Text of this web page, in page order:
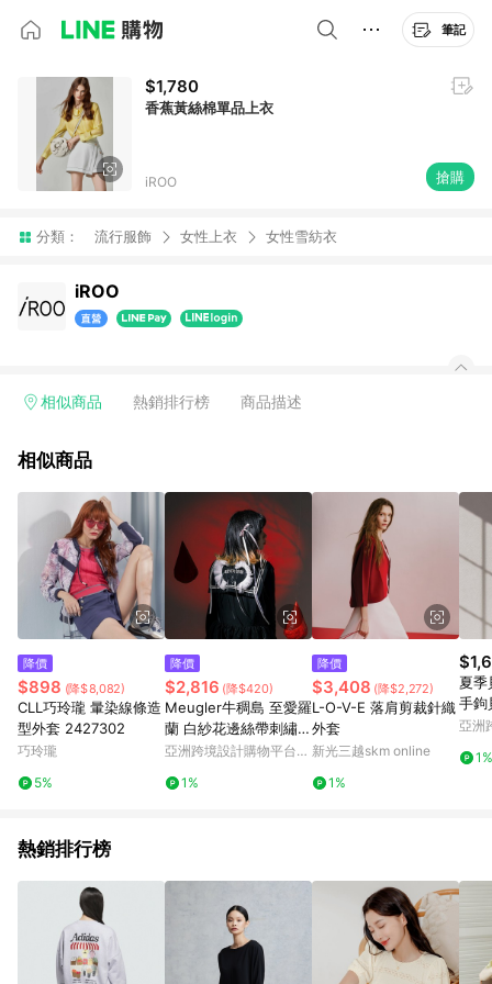
筆記
$1,780
香蕉黃絲棉單品上衣
iROO 搶購
分類： 流行服飾 女性上衣 女性雪紡衣
iROO
相似商品 熱銷排行榜 商品描述
相似商品
降價
$898 (降$8,082)
CLL巧玲瓏 暈染線條造
型外套 2427302
巧玲瓏
5%
降價
$2,816 (降$420)
Meugler牛稠島 至愛羅
蘭 白紗花邊絲帶刺繡海
軍領黑色光澤背心裙
亞洲跨境設計購物平台
1%
降價
$3,408 (降$2,272)
L-O-V-E 落肩剪裁針織
外套
新光三越skm online
1%
夏季
手鉤
季
亞洲
1%
熱銷排行榜